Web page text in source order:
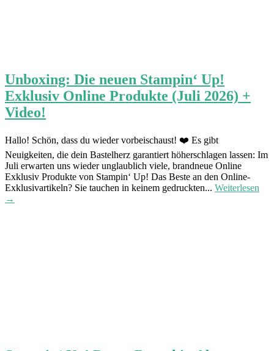
Unboxing: Die neuen Stampin‘ Up!
Exklusiv Online Produkte (Juli 2026) +
Video!
Hallo! Schön, dass du wieder vorbeischaust! ❤️ Es gibt
Neuigkeiten, die dein Bastelherz garantiert höherschlagen lassen: Im
Juli erwarten uns wieder unglaublich viele, brandneue Online
Exklusiv Produkte von Stampin‘ Up! Das Beste an den Online-
Exklusivartikeln? Sie tauchen in keinem gedruckten... Weiterlesen
→